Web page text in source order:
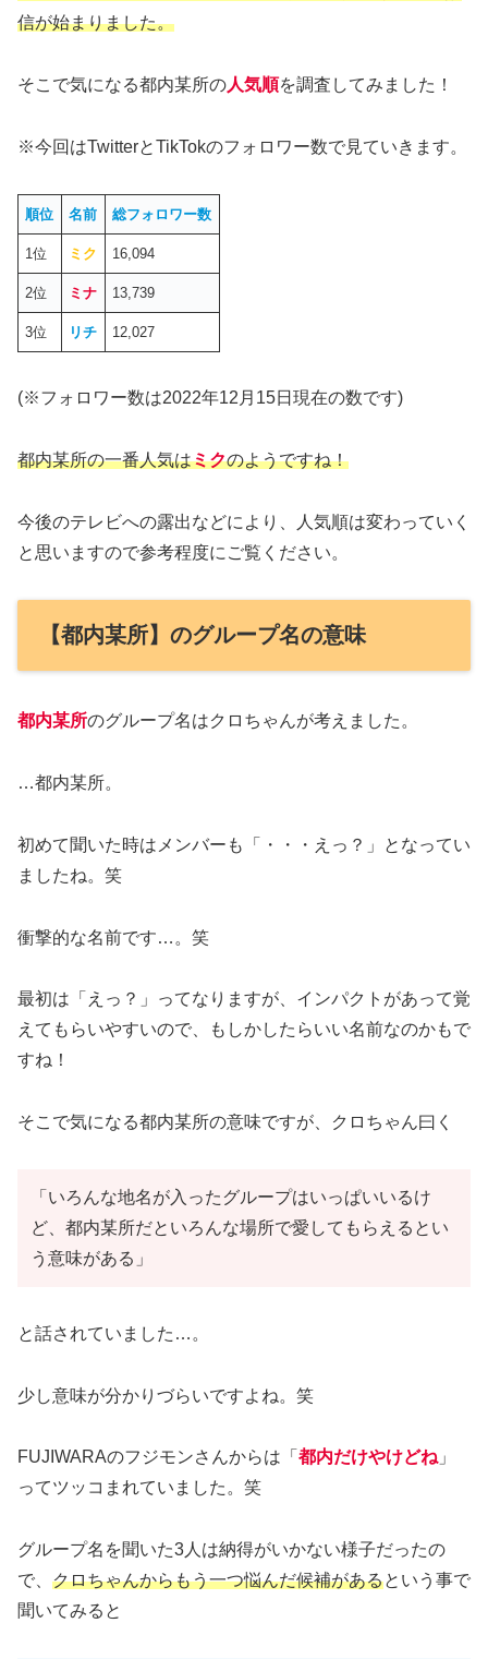
信が始まりました。
そこで気になる都内某所の人気順を調査してみました！
※今回はTwitterとTikTokのフォロワー数で見ていきます。
順位 名前 総フォロワー数
1位 ミク 16,094
2位 ミナ 13,739
3位 リチ 12,027
(※フォロワー数は2022年12月15日現在の数です)
都内某所の一番人気はミクのようですね！
今後のテレビへの露出などにより、人気順は変わっていく
と思いますので参考程度にご覧ください。
【都内某所】のグループ名の意味
都内某所のグループ名はクロちゃんが考えました。
…都内某所。
初めて聞いた時はメンバーも「・・・えっ？」となってい
ましたね。笑
衝撃的な名前です…。笑
最初は「えっ？」ってなりますが、インパクトがあって覚
えてもらいやすいので、もしかしたらいい名前なのかもで
すね！
そこで気になる都内某所の意味ですが、クロちゃん曰く
「いろんな地名が入ったグループはいっぱいいるけ
ど、都内某所だといろんな場所で愛してもらえるとい
う意味がある」
と話されていました…。
少し意味が分かりづらいですよね。笑
FUJIWARAのフジモンさんからは「 都内だけやけどね 」
ってツッコまれていました。笑
グループ名を聞いた3人は納得がいかない様子だったの
で、 クロちゃんからもう一つ悩んだ候補があるという事で
聞いてみると